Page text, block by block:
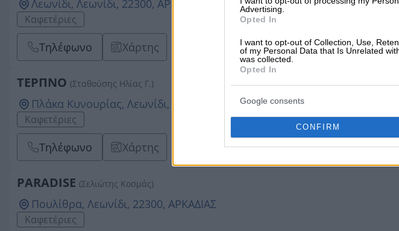
Advertising.
Opted In
I want to opt-out of Collection, Use,
of my Personal Data that Is Unrelated
was collected.
Opted In
Google consents
CONFIRM
Λεωνίδι, Λεωνίδι, 22300, ΑΡΚΑΔΙΑΣ
Καφετέριες
Τηλέφωνο Χάρτης
ΤΕΡΠΝΟ (Σταθούσης Ηλίας Γ.)
Πλάκα Κυνουρίας, Λεωνίδι, 22300, ΑΡΚΑΔΙΑΣ
Καφετέριες
Τηλέφωνο Χάρτης
PARADISE (Σελιώτης Κοσμάς)
Πουλίθρα, Λεωνίδι, 22300, ΑΡΚΑΔΙΑΣ
Καφετέριες